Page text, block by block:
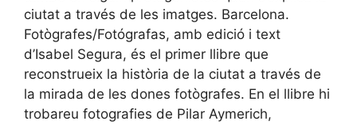
ciutat a través de les imatges. Barcelona.
Fotògrafes/Fotógrafas, amb edició i text
d’Isabel Segura, és el primer llibre que
reconstrueix la història de la ciutat a través de
la mirada de les dones fotògrafes. En el llibre hi
trobareu fotografies de Pilar Aymerich,